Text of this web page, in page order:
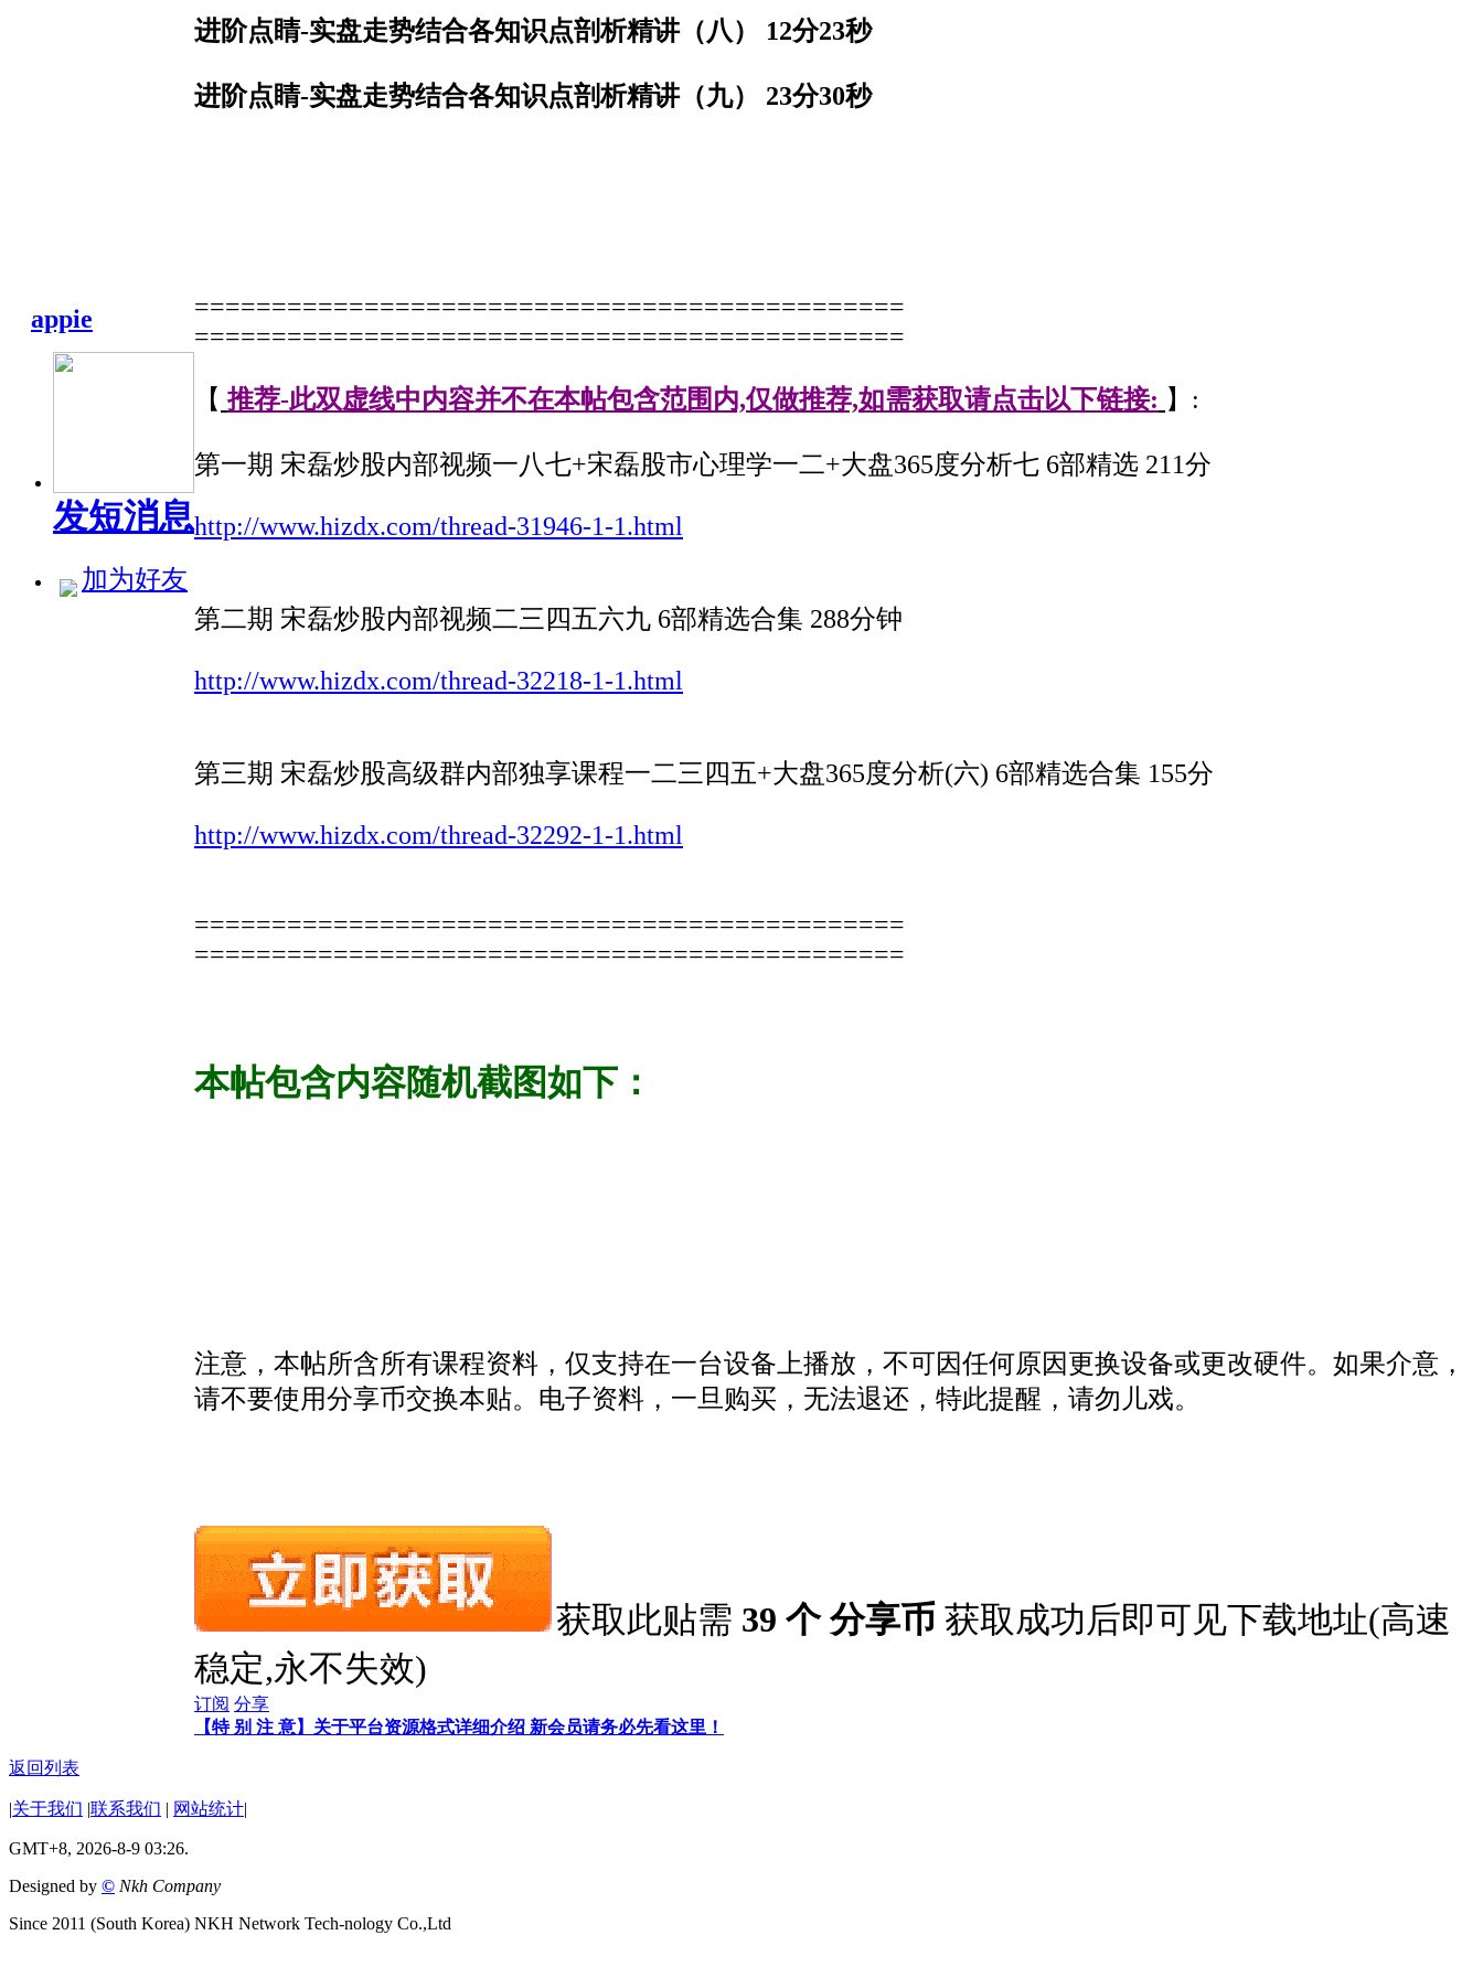
appie
发短消息
加为好友
进阶点睛-实盘走势结合各知识点剖析精讲（八） 12分23秒
进阶点睛-实盘走势结合各知识点剖析精讲（九） 23分30秒
==============================================
==============================================
【 推荐-此双虚线中内容并不在本帖包含范围内,仅做推荐,如需获取请点击以下链接: 】:
第一期 宋磊炒股内部视频一八七+宋磊股市心理学一二+大盘365度分析七 6部精选 211分
http://www.hizdx.com/thread-31946-1-1.html
第二期 宋磊炒股内部视频二三四五六九 6部精选合集 288分钟
http://www.hizdx.com/thread-32218-1-1.html
第三期 宋磊炒股高级群内部独享课程一二三四五+大盘365度分析(六) 6部精选合集 155分
http://www.hizdx.com/thread-32292-1-1.html
==============================================
==============================================
本帖包含内容随机截图如下：
注意，本帖所含所有课程资料，仅支持在一台设备上播放，不可因任何原因更换设备或更改硬件。如果介意，
请不要使用分享币交换本贴。电子资料，一旦购买，无法退还，特此提醒，请勿儿戏。
获取此贴需 39 个 分享币 获取成功后即可见下载地址(高速
稳定,永不失效)
订阅 分享
【特 别 注 意】关于平台资源格式详细介绍 新会员请务必先看这里！
返回列表
|关于我们 |联系我们 | 网站统计|
GMT+8, 2026-8-9 03:26.
Designed by © Nkh Company
Since 2011 (South Korea) NKH Network Tech-nology Co.,Ltd